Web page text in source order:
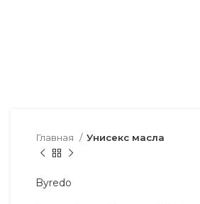
Главная Унисекс масла
Byredo